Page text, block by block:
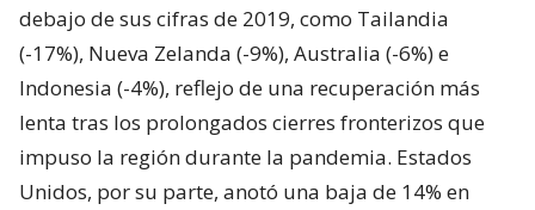
debajo de sus cifras de 2019, como Tailandia
(-17%), Nueva Zelanda (-9%), Australia (-6%) e
Indonesia (-4%), reflejo de una recuperación más
lenta tras los prolongados cierres fronterizos que
impuso la región durante la pandemia. Estados
Unidos, por su parte, anotó una baja de 14% en